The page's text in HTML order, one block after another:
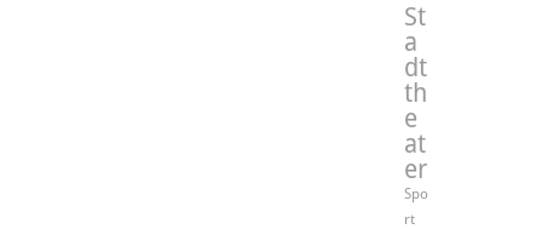
St
a
dt
th
e
at
er
Spo
rt